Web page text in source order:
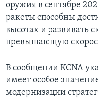
оружия в сентябре
ракеты способны
высотах и развивать
превышающую
В сообщении KCNA
имеет особое
модернизации